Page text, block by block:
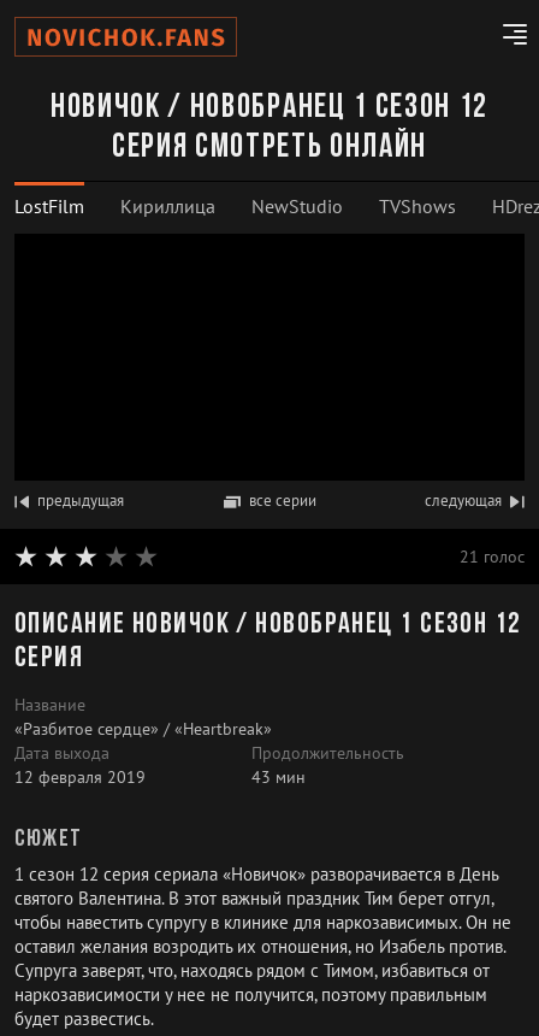
Новичок / Новобранец 1 сезон 12
серия смотреть онлайн
LostFilm Кириллица NewStudio TVShows
предыдущая все серии следующая
21 голос
Описание Новичок / Новобранец 1 сезон 12
серия
Название
«Разбитое сердце» / «Heartbreak»
Дата выхода
12 февраля 2019
Продолжительность
43 мин
Сюжет
1 сезон 12 серия сериала «Новичок» разворачивается в День
святого Валентина. В этот важный праздник Тим берет отгул,
чтобы навестить супругу в клинике для наркозависимых. Он не
оставил желания возродить их отношения, но Изабель против.
Супруга заверят, что, находясь рядом с Тимом, избавиться от
наркозависимости у нее не получится, поэтому правильным
будет развестись.